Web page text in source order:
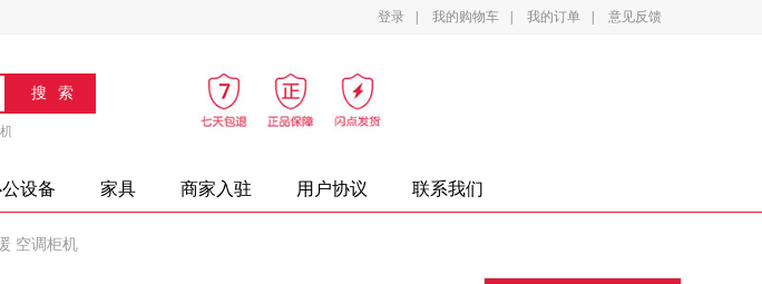
登录 我的购物车 我的订单 意见反馈
办公设备 摄影设备 家电 办公家具
设备 家具 商家入驻 用户协议 联系我们
空调柜机